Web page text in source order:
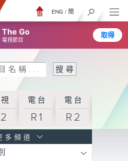
The Go
視節目
取得
ENG / 簡
電台
R1
電台
R2
多頻道